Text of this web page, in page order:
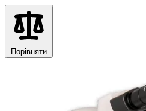
Порівняти